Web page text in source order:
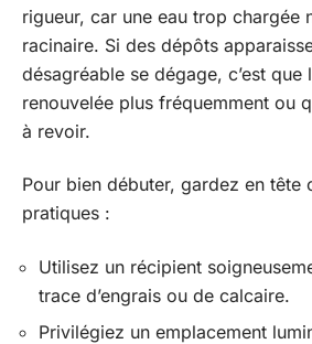
rigueur, car une eau trop chargée
racinaire. Si des dépôts
désagréable se dégage, c’est que
renouvelée plus fréquemment ou
à revoir.
Pour bien débuter, gardez en tête
pratiques :
Utilisez un récipient
trace d’engrais ou de calcaire.
Privilégiez un emplacement